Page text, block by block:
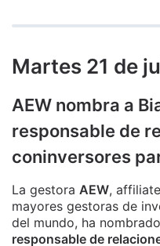
Martes 21 de
AEW nombra a
responsable de
coninversores
La gestora AEW,
mayores gestoras de
del mundo, ha
responsable de